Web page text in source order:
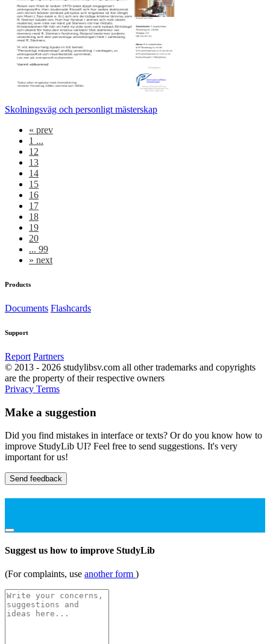
Skolningsväg och personligt mästerskap
« prev
1 ...
12
13
14
15
16
17
18
19
20
... 99
» next
Products
Documents Flashcards
Support
Report Partners
© 2013 - 2026 studylibsv.com all other trademarks and copyrights
are the property of their respective owners
Privacy Terms
Make a suggestion
Did you find mistakes in interface or texts? Or do you know how to
improve StudyLib UI? Feel free to send suggestions. It's very
important for us!
Send feedback
Suggest us how to improve StudyLib
(For complaints, use another form )